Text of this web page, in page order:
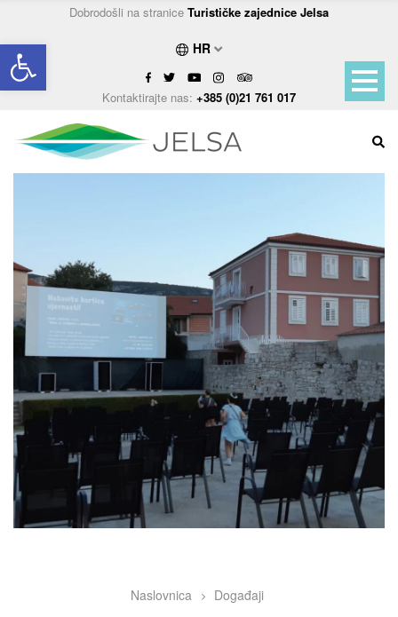
Open toolbar
Dobrodošli na stranice Turističke zajednice Jelsa
HR
Kontaktirajte nas: +385 (0)21 761 017
BreadcrumbNaslovnica Događaji